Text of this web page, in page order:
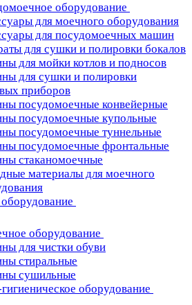
оборудование
для моечного оборудования
для посудомоечных машин
для сушки и полировки бокалов
для мойки котлов и подносов
для сушки и полировки
приборов
посудомоечные конвейерные
посудомоечные купольные
посудомоечные туннельные
посудомоечные фронтальные
стаканомоечные
материалы для моечного
оборудование
для чистки обуви
стиральные
сушильные
оборудование